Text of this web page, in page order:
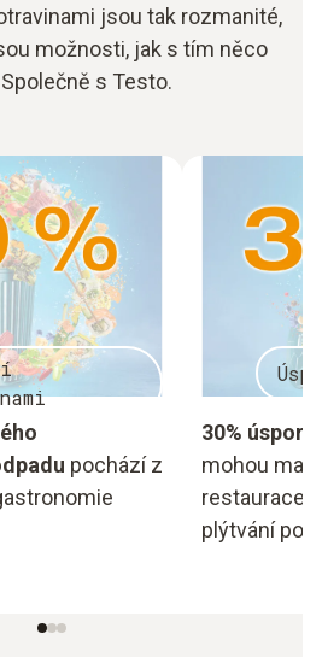
jsou tak rozmanité,
možnosti, jak s tím něco
s Testo.
pochází z
30%
mohou
restaurace
plýtvání